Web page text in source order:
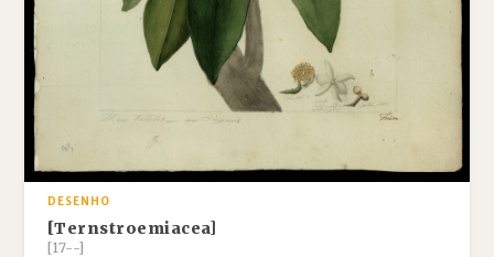
DESENHO
[Ternstroemiacea]
[17--]